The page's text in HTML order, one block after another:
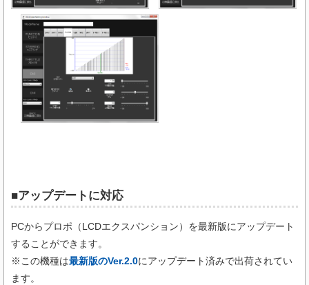
■アップデートに対応
PCからプロポ（LCDエクスパンション）を最新版にアップデート
することができます。
※この機種は最新版のVer.2.0にアップデート済みで出荷されてい
ます。